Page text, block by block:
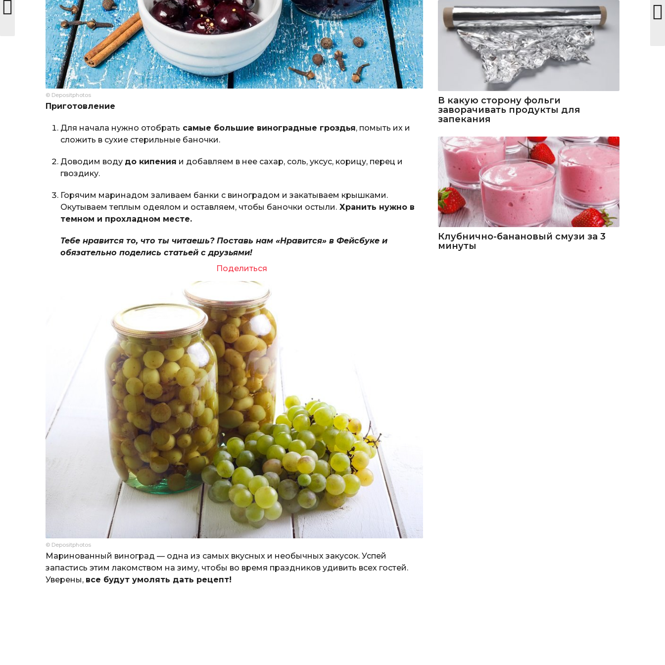
© Depositphotos
Приготовление
Для начала нужно отобрать самые большие виноградные гроздья, помыть их и
сложить в сухие стерильные баночки.
Доводим воду до кипения и добавляем в нее сахар, соль, уксус, корицу, перец и
гвоздику.
Горячим маринадом заливаем банки с виноградом и закатываем крышками.
Окутываем теплым одеялом и оставляем, чтобы баночки остыли. Хранить нужно в
темном и прохладном месте.
Тебе нравится то, что ты читаешь? Поставь нам «Нравится» в Фейсбуке и
обязательно поделись статьей с друзьями!
Поделиться
© Depositphotos
Маринованный виноград — одна из самых вкусных и необычных закусок. Успей
запастись этим лакомством на зиму, чтобы во время праздников удивить всех гостей.
Уверены, все будут умолять дать рецепт!
В какую сторону фольги
заворачивать продукты для
запекания
Клубнично-банановый смузи за 3
минуты